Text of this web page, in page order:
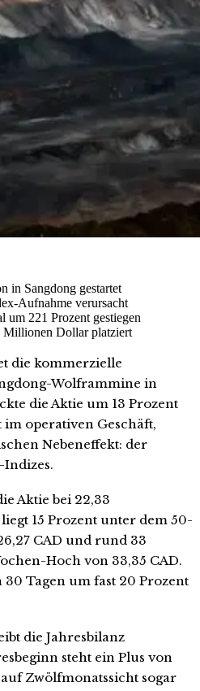
in Sangdong gestartet
Aufnahme verursacht
um 221 Prozent gestiegen
Millionen Dollar platziert
die kommerzielle
Wolframmine in
die Aktie um 13 Prozent
operativen Geschäft,
Nebeneffekt: der
Aktie bei 22,33
15 Prozent unter dem 50-
CAD und rund 33
Hoch von 33,35 CAD.
Tagen um fast 20 Prozent
die Jahresbilanz
steht ein Plus von
Zwölfmonatssicht sogar